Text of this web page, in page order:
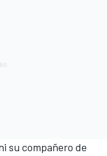
su compañero de